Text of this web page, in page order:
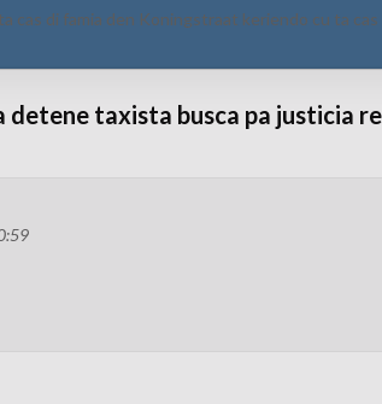
cas di famia den Koningstraat keriendo cu ta
detene taxista busca pa justicia